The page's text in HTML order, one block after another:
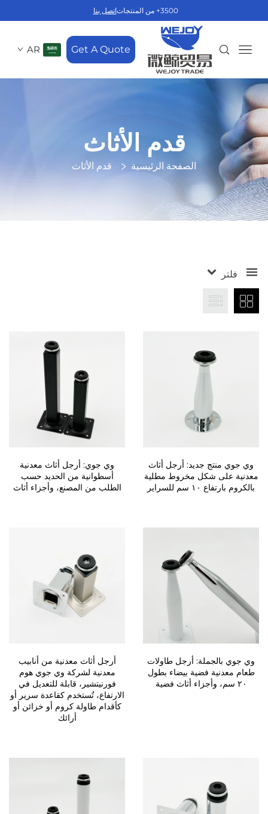
3500+ من المنتجات اتصل بنا
Get A Quote
AR
قدم الأثاث
الصفحة الرئيسية قدم الأثاث
فلتر
وي جوي منتج جديد: أرجل أثاث
معدنية على شكل مخروط مطلية
بالكروم بارتفاع ١٠ سم للسراير
وي جوي: أرجل أثاث معدنية
أسطوانية من الحديد حسب
الطلب من المصنع، وأجزاء أثاث
وي جوي بالجملة: أرجل طاولات
طعام معدنية فضية بيضاء بطول
٢٠ سم، وأجزاء أثاث فضية
أرجل أثاث معدنية من أنابيب
معدنية لشركة وي جوي هوم
فورنيتشير، قابلة للتعديل في
الارتفاع، تُستخدم كقاعدة سرير أو
كأقدام طاولة كروم أو خزائن أو
أرائك